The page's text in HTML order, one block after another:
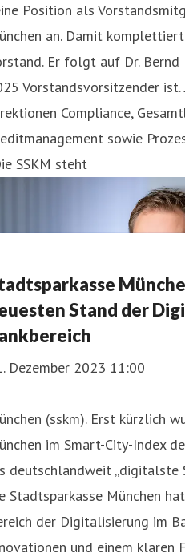
Position als
an. Damit
Er folgt auf Dr. Bernd
Vorstandsvorsitzender
Compliance,
sowie
SSKM steht
Stand der
Dezember 2023 11:00
(sskm). Erst kürzlich
im Smart-City-Index
deutschlandweit „digitalste
Stadtsparkasse München
der Digitalisierung im
und einem klaren